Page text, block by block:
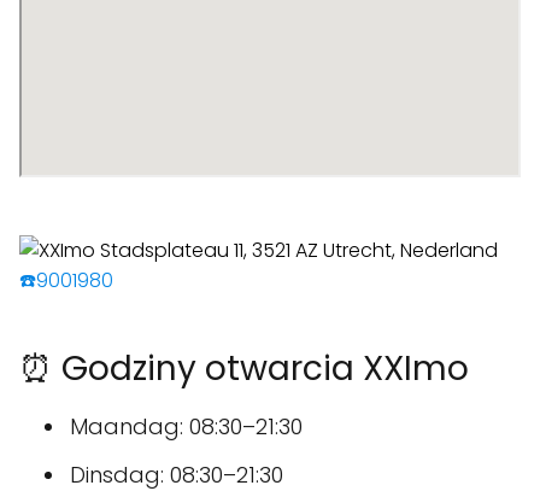
☎️9001980
⏰ Godziny otwarcia XXImo
Maandag: 08:30–21:30
Dinsdag: 08:30–21:30